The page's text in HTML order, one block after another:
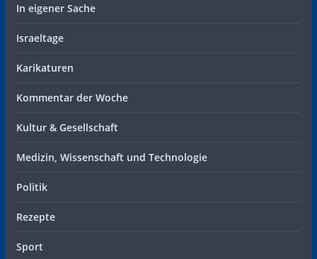
In eigener Sache
Israeltage
Karikaturen
Kommentar der Woche
Kultur & Gesellschaft
Medizin, Wissenschaft und Technologie
Politik
Rezepte
Sport